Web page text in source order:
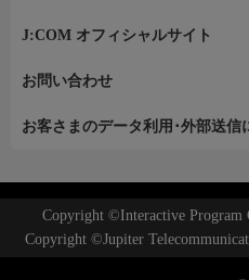
J:COM オフィシャルサイト
お問い合わせ
お客さまのデータ利用･外部送信
Copyright ©Interactive Program
Copyright ©Jupiter